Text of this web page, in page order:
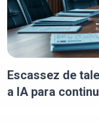
Escassez de
a IA para